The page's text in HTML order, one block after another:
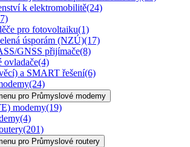
k elektromobilitě(24)
pro fotovoltaiku(1)
úsporám (NZÚ)(17)
GNSS přijímače(8)
ovladače(4)
a SMART řešení(6)
(24)
pro Průmyslové modemy
modemy(19)
(4)
(201)
pro Průmyslové routery